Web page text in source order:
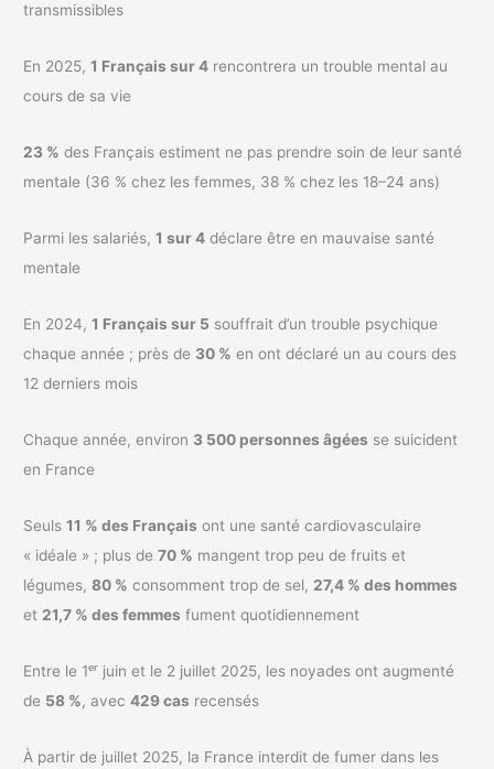
transmissibles
En 2025,1 Français sur 4 rencontrera un trouble mental au
cours de sa vie
23 % des Français estiment ne pas prendre soin de leur santé
mentale (36 % chez les femmes, 38 % chez les 18–24 ans)
Parmi les salariés,1 sur 4 déclare être en mauvaise santé
mentale
En 2024,1 Français sur 5 souffrait d’un trouble psychique
chaque année ; près de 30 % en ont déclaré un au cours des
12 derniers mois
Chaque année, environ 3 500 personnes âgées se suicident
en France
Seuls11 % des Français ont une santé cardiovasculaire
« idéale » ; plus de70 % mangent trop peu de fruits et
légumes,80 % consomment trop de sel, 27,4 % des hommes
et 21,7 % des femmes fument quotidiennement
Entre le 1ᵉʳ juin et le 2 juillet 2025, les noyades ont augmenté
de 58 %, avec429 cas recensés
À partir de juillet 2025, la France interdit de fumer dans les